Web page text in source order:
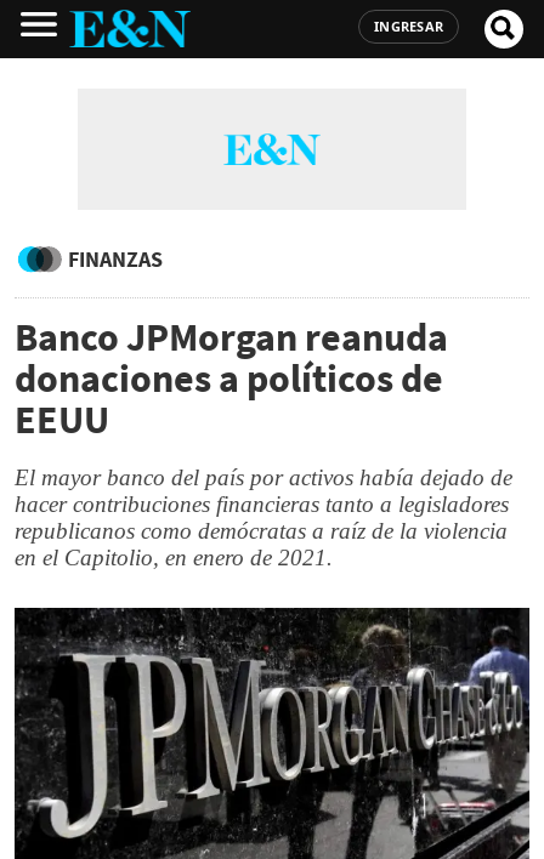
INGRESAR
FINANZAS
Banco JPMorgan reanuda
donaciones a políticos de
EEUU
El mayor banco del país por activos había dejado de
hacer contribuciones financieras tanto a legisladores
republicanos como demócratas a raíz de la violencia
en el Capitolio, en enero de 2021.